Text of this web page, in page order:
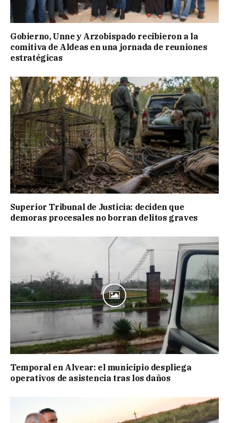
Gobierno, Unne y Arzobispado recibieron a la
comitiva de Aldeas en una jornada de reuniones
estratégicas
Superior Tribunal de Justicia: deciden que
demoras procesales no borran delitos graves
Temporal en Alvear: el municipio despliega
operativos de asistencia tras los daños